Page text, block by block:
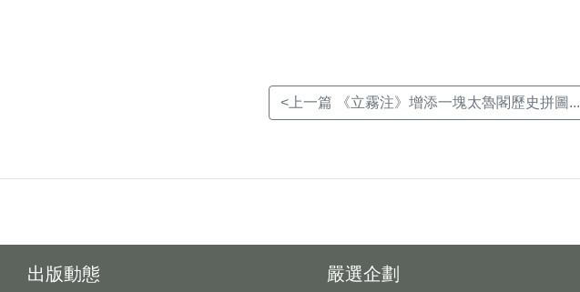
<上一篇 《立霧注》增添一塊太魯閣歷史拼圖...
出版動態 嚴選企劃